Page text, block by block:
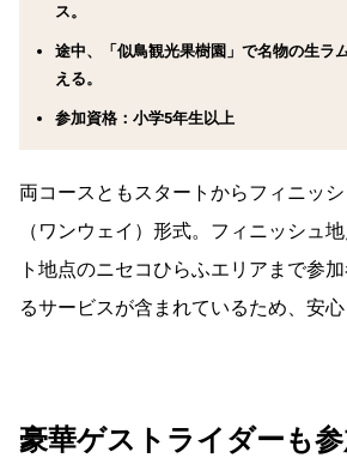
ス。
途中、「似鳥観光果樹園」で名物の生ラ
える。
参加資格：小学5年生以上
両コースともスタートからフィニッ
（ワンウェイ）形式。フィニッシュ
ト地点のニセコひらふエリアまで参
るサービスが含まれているため、安心
豪華ゲストライダーも